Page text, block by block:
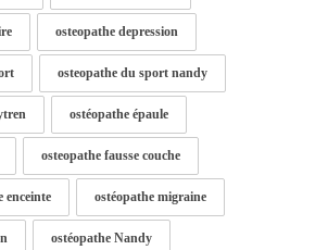
osteopathe depression
osteopathe du sport nandy
ostéopathe épaule
osteopathe fausse couche
enceinte ostéopathe migraine
ostéopathe Nandy